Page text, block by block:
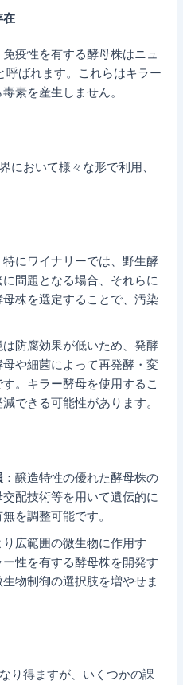
在
疫性を有する酵母株はニュ
呼ばれます。これらはキラー
素を産生しません。
において様々な形で利用、
特にワイナリーでは、野生酵
問題となる場合、それらに
株を選定することで、汚染
防腐効果が低いため、発酵
や細菌によって再発酵・変
。キラー酵母を使用するこ
できる可能性があります。
：醸造特性の優れた酵母株の
配技術等を用いて遺伝的に
を調整可能です。
り広範囲の微生物に作用す
性を有する酵母株を開発す
物制御の選択肢を増やせま
り得ますが、いくつかの課